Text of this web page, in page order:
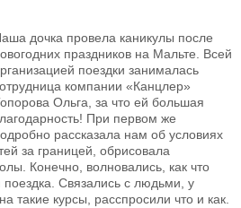
дочка провела каникулы после
праздников на Мальте. Всей
поездки занималась
компании «Канцлер»
Ольга, за что ей большая
При первом же
рассказала нам об условиях
за границей, обрисовала
Конечно, волновались, как что
поездка. Связались с людьми, у
такие курсы, расспросили что и как.